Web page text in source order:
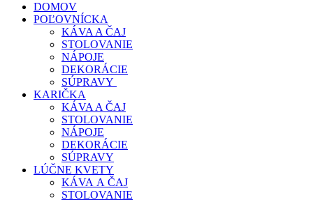
DOMOV
POĽOVNÍCKA
KÁVA A ČAJ
STOLOVANIE
NÁPOJE
DEKORÁCIE
SÚPRAVY
KARIČKA
KÁVA A ČAJ
STOLOVANIE
NÁPOJE
DEKORÁCIE
SÚPRAVY
LÚČNE KVETY
KÁVA A ČAJ
STOLOVANIE